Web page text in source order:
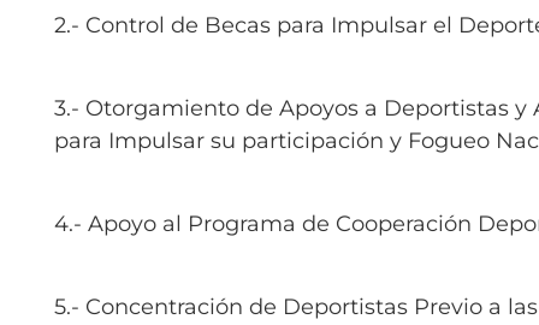
Licitaciones
Normativa Interna
2.- Control de Becas para Impulsar el
3.- Otorgamiento de Apoyos a Deportistas y
para Impulsar su participación y Fogueo
4.- Apoyo al Programa de Cooperación
5.- Concentración de Deportistas Previo a